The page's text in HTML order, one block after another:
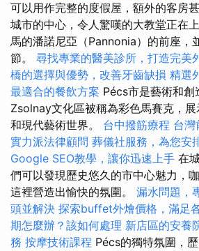
可以用作完整的度假屋，額外的客房
城市的中心，令人驚嘆的大教堂正在
馬的潘諾尼亞（Pannonia）的前座，
節。 尋找專業的醫美診所，打造完美
橋的選擇與優勢，改善牙齒缺損 精選
最適合的餐飲方案 Pécs市是藝術和創
Zsolnay文化區被稱為彩色馬賽克，
和現代藝術世界。 台中撥筋療程 台灣
實力派法律顧問 葬儀社服務，為您安
Google SEO教學，讓你迅速上手 在
們可以發現歷史悠久的市中心魅力，
這裡營造出愉快的氛圍。 漏水問題，
頭並解決 探索buffet外燴價格，滿足
期怎麼辦？該如何處理 新店區的安養
務 按摩技術課程 Pécs的獨特氛圍，